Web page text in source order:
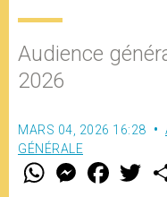
Audience
2026
MARS 04, 2026 16:28
GÉNÉRALE
W M
e
F
a w